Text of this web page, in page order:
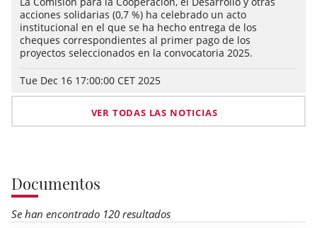
acciones solidarias (0,7 %) ha celebrado un acto
institucional en el que se ha hecho entrega de los
cheques correspondientes al primer pago de los
proyectos seleccionados en la convocatoria 2025.
Tue Dec 16 17:00:00 CET 2025
VER TODAS LAS NOTICIAS
Documentos
Se han encontrado 120 resultados